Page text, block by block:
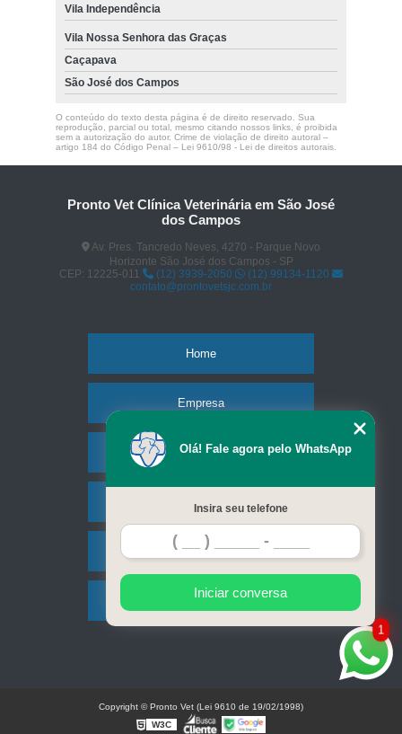
Vila Independência
Vila Nossa Senhora das Graças
Caçapava
São José dos Campos
O conteúdo do texto desta página é de direito reservado. Sua
reprodução, parcial ou total, mesmo citando nossos links, é proibida
sem a autorização do autor. Crime de violação de direito autoral –
artigo 184 do Código Penal – Lei 9610/98 - Lei de direitos autorais.
Pronto Vet Clínica Veterinária em São José
dos Campos
Av. Pres. Tancredo Neves, 4270 - Parque Novo
Horizonte São José dos Campos - SP
CEP: 12225-011
(12) 3939-2050
(12) 99134-1120
contato@prontovetsjc.com.br
Home
Empresa
Missão
Serviços
Contato
Mapa do site
1
Olá! Fale agora pelo WhatsApp
Insira seu telefone
Iniciar conversa
Copyright © Pronto Vet (Lei 9610 de 19/02/1998)
W3C